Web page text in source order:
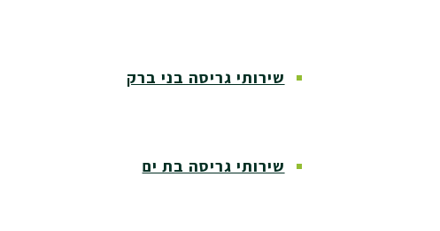
שירותי גריסה בני ברק
שירותי גריסה בת ים